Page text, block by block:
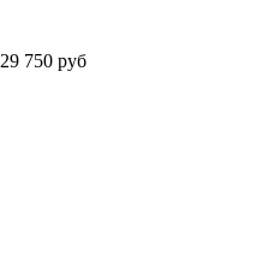
29 750 руб